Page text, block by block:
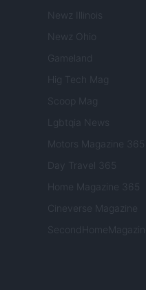
Newz Illinois
Newz Ohio
Gameland
Hig Tech Mag
Scoop Mag
Lgbtqia News
Motors Magazine 365
Day Travel 365
Home Magazine 365
Cineverse Magazine
SecondHomeMagazine